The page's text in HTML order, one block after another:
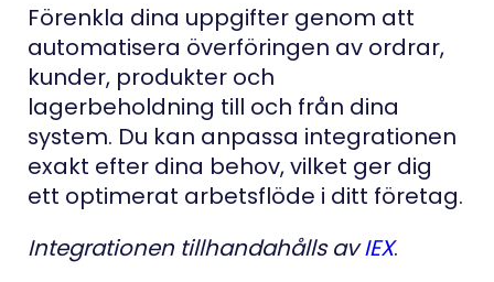
Förenkla dina uppgifter genom att
automatisera överföringen av ordrar,
kunder, produkter och
lagerbeholdning till och från dina
system. Du kan anpassa integrationen
exakt efter dina behov, vilket ger dig
ett optimerat arbetsflöde i ditt företag.
Integrationen tillhandahålls avIEX.